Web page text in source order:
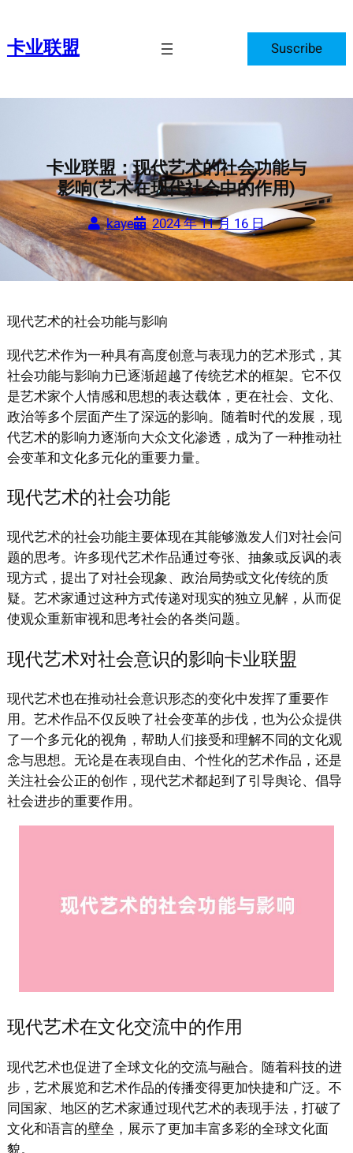
内卡业联盟 Suscribe
卡业联盟：现代艺术的社会功能与
影响(艺术在现代社会中的作用)
kaye 2024 年 11 月 16 日
现代艺术的社会功能与影响
现代艺术作为一种具有高度创意与表现力的艺术形式，其
社会功能与影响力已逐渐超越了传统艺术的框架。它不仅
是艺术家个人情感和思想的表达载体，更在社会、文化、
政治等多个层面产生了深远的影响。随着时代的发展，现
代艺术的影响力逐渐向大众文化渗透，成为了一种推动社
会变革和文化多元化的重要力量。
现代艺术的社会功能
现代艺术的社会功能主要体现在其能够激发人们对社会问
题的思考。许多现代艺术作品通过夸张、抽象或反讽的表
现方式，提出了对社会现象、政治局势或文化传统的质
疑。艺术家通过这种方式传递对现实的独立见解，从而促
使观众重新审视和思考社会的各类问题。
现代艺术对社会意识的影响卡业联盟
现代艺术也在推动社会意识形态的变化中发挥了重要作
用。艺术作品不仅反映了社会变革的步伐，也为公众提供
了一个多元化的视角，帮助人们接受和理解不同的文化观
念与思想。无论是在表现自由、个性化的艺术作品，还是
关注社会公正的创作，现代艺术都起到了引导舆论、倡导
社会进步的重要作用。
现代艺术在文化交流中的作用
现代艺术也促进了全球文化的交流与融合。随着科技的进
步，艺术展览和艺术作品的传播变得更加快捷和广泛。不
同国家、地区的艺术家通过现代艺术的表现手法，打破了
文化和语言的壁垒，展示了更加丰富多彩的全球文化面